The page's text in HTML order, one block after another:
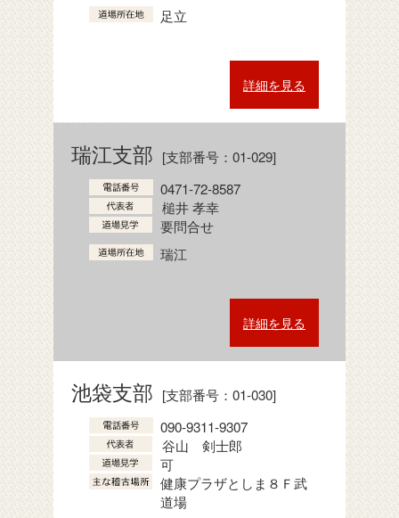
足立
詳細を見る
瑞江支部 [支部番号：01-029]
0471-72-8587
槌井 孝幸
要問合せ
瑞江
詳細を見る
池袋支部 [支部番号：01-030]
090-9311-9307
谷山 剣士郎
可
健康プラザとしま８Ｆ武
道場